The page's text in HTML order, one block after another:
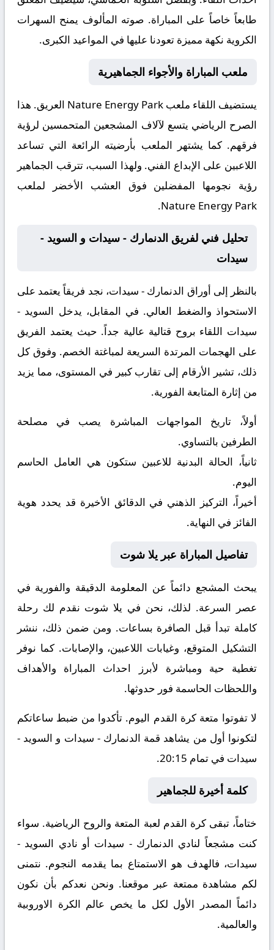
طابعاً خاصاً على المباراة. صوته المألوف يمنح السهرات
الكروية نكهة مميزة تعودنا عليها في المواعيد الكبرى.
ملعب المباراة والأجواء الجماهيرية
يستضيف اللقاء ملعب Nature Energy Park العريق. هذا
الصرح الرياضي يتسع لآلاف المشجعين المتحمسين لرؤية
فرقهم. كما يشتهر الملعب بأرضيته الرائعة التي تساعد
اللاعبين على الإبداع الفني. ولهذا السبب، تترقب الجماهير
رؤية نجومها المفضلين فوق العشب الأخضر لملعب
Nature Energy Park.
تحليل فني لفريق الدنمارك - سيدات و السويد -
سيدات
بالنظر إلى أوراق الدنمارك - سيدات، نجد فريقاً يعتمد على
الاستحواذ والضغط العالي. في المقابل، يدخل السويد -
سيدات اللقاء بروح قتالية عالية جداً. حيث يعتمد الفريق
على الهجمات المرتدة السريعة لمباغتة الخصم. وفوق كل
ذلك، تشير الأرقام إلى تقارب كبير في المستوى، مما يزيد
من إثارة المتابعة الفورية.
أولاً، تاريخ المواجهات المباشرة يصب في مصلحة
الطرفين بالتساوي.
ثانياً، الحالة البدنية للاعبين ستكون هي العامل الحاسم
اليوم.
أخيراً، التركيز الذهني في الدقائق الأخيرة قد يحدد هوية
الفائز في النهاية.
تفاصيل المباراة عبر يلا شوت
يبحث المشجع دائماً عن المعلومة الدقيقة والفورية في
عصر السرعة. لذلك، نحن في يلا شوت نقدم لك رحلة
كاملة تبدأ قبل الصافرة بساعات. ومن ضمن ذلك، ننشر
التشكيل المتوقع، وغيابات اللاعبين، والإصابات. كما نوفر
تغطية حية ومباشرة لأبرز احداث المباراة والأهداف
واللحظات الحاسمة فور حدوثها.
لا تفوتوا متعة كرة القدم اليوم. تأكدوا من ضبط ساعاتكم
لتكونوا أول من يشاهد قمة الدنمارك - سيدات و السويد -
سيدات في تمام 20:15.
كلمة أخيرة للجماهير
ختاماً، تبقى كرة القدم لعبة المتعة والروح الرياضية. سواء
كنت مشجعاً لنادي الدنمارك - سيدات أو نادي السويد -
سيدات، فالهدف هو الاستمتاع بما يقدمه النجوم. نتمنى
لكم مشاهدة ممتعة عبر موقعنا. ونحن نعدكم بأن نكون
دائماً المصدر الأول لكل ما يخص عالم الكرة الاوروبية
والعالمية.